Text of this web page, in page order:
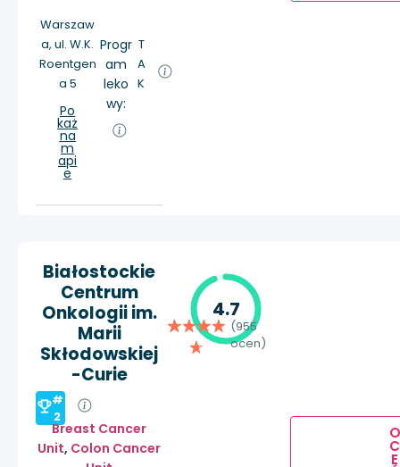
Warszaw
a, ul. W.K.
Roentgen
a 5
Po
każ
na
m
api
e
Progr
am
leko
wy:
T
A
K
Białostockie
Centrum
Onkologii im.
Marii
Skłodowskiej
-Curie
#
2
Breast Cancer
Unit, Colon Cancer
4.7
(955
ocen)
O
C
E